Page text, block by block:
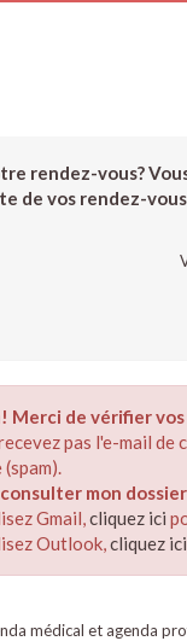
rendez-vous?
de vos rendez-
de vérifier vos
pas l'e-mail
mon
Gmail,cliquez ici
Outlook,cliquez ici
médical et agenda